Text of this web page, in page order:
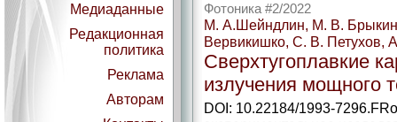
Медиаданные
Редакционная
политика
Реклама
Авторам
Фотоника #2/2022
М. А.Шейндлин, М. В.
Вервикишко, С. В. Петухов,
Сверхтугоплавкие
излучения мощного
DOI: 10.22184/1993-